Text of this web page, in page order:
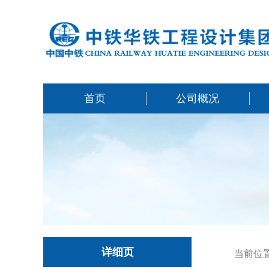
首页 公司概况
详细页 当前位